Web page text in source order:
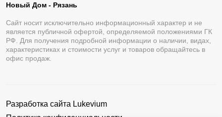
Новый Дом - Рязань
Сайт носит исключительно информационный характер и не
является публичной офертой, определяемой положениями ГК
РФ. Для получения подробной информации о наличии, видах,
характеристиках и стоимости услуг и товаров обращайтесь в
офис продаж.
Разработка сайта Lukevium